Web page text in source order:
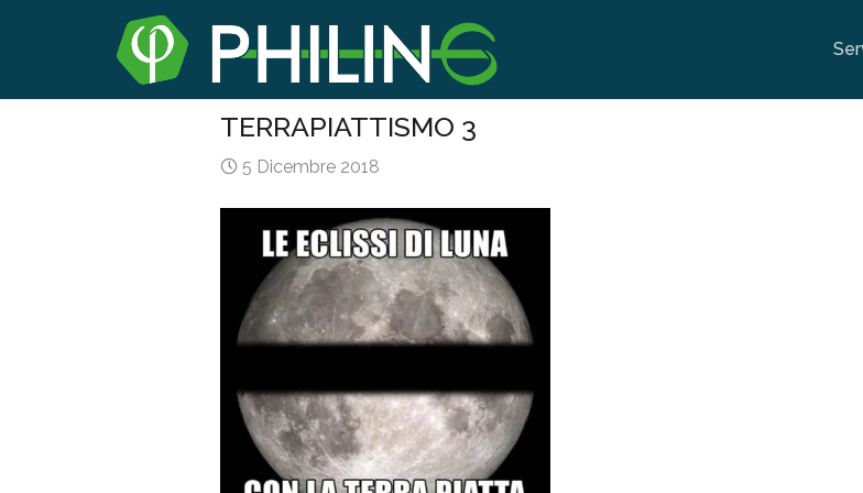
TERRAPIATTISMO 3
5 Dicembre 2018